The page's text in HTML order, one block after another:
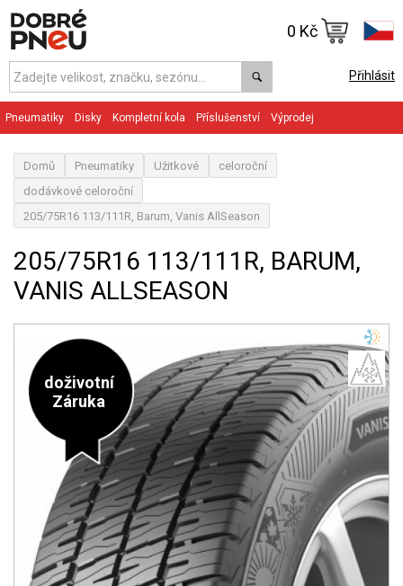
Přihlásit
0 Kč
Pneumatiky Disky Kompletní kola Příslušenství Výprodej
Domů Pneumatiky Užitkové
celoroční
dodávkové celoroční
205/75R16 113/111R, Barum, Vanis AllSeason
205/75R16 113/111R, BARUM,
VANIS ALLSEASON
doživotní
Záruka